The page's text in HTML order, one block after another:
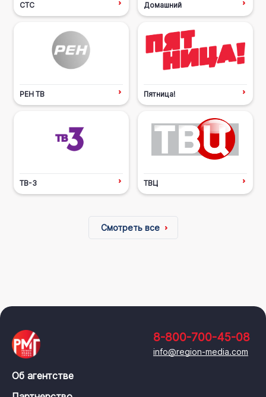
СТС Домашний
РЕН ТВ Пятница!
ТВ-3 ТВЦ
Смотреть все
8-800-700-45-08
info@region-media.com
Об агентстве